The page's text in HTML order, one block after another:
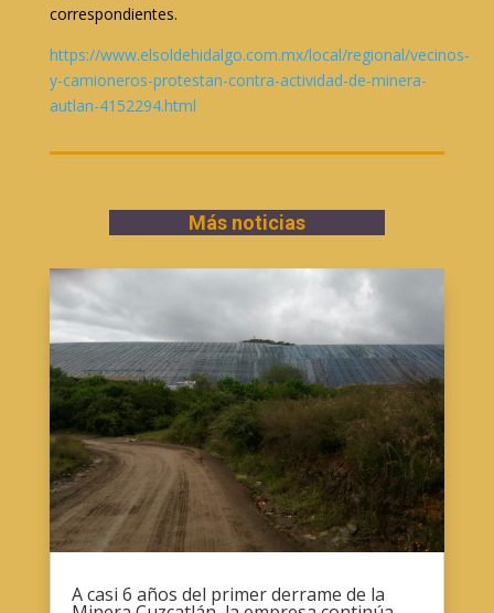
correspondientes.
https://www.elsoldehidalgo.com.mx/local/regional/vecinos-
y-camioneros-protestan-contra-actividad-de-minera-
autlan-4152294.html
Más noticias
A casi 6 años del primer derrame de la